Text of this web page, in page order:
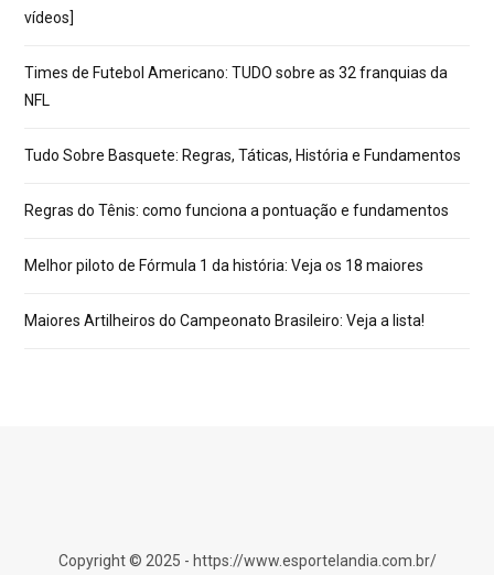
vídeos]
Times de Futebol Americano: TUDO sobre as 32 franquias da
NFL
Tudo Sobre Basquete: Regras, Táticas, História e Fundamentos
Regras do Tênis: como funciona a pontuação e fundamentos
Melhor piloto de Fórmula 1 da história: Veja os 18 maiores
Maiores Artilheiros do Campeonato Brasileiro: Veja a lista!
Copyright © 2025 - https://www.esportelandia.com.br/